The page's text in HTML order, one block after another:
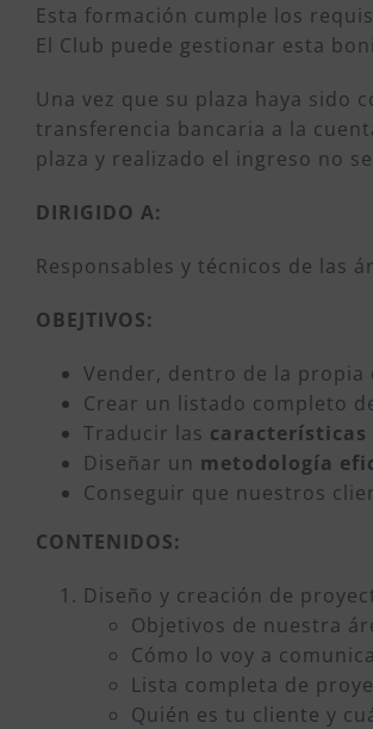
Esta formación cumple los
El Club puede gestionar esta
Una vez que su plaza haya
transferencia bancaria a la
plaza y realizado el ingreso no
DIRIGIDO A:
Responsables y técnicos de las
OBEJTIVOS:
Vender, dentro de la propia
Crear un listado completo
Traducir las características
Diseñar un metodología
Conseguir que nuestros
CONTENIDOS:
Diseño y creación de
Objetivos de nuestra
Cómo lo voy a
Lista completa de
Quién es tu cliente y